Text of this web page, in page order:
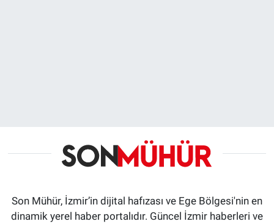
Son Mühür, İzmir’in dijital hafızası ve Ege Bölgesi'nin en
dinamik yerel haber portalıdır. Güncel İzmir haberleri ve